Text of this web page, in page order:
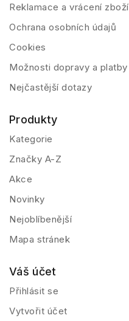
Reklamace a vrácení zboží
Ochrana osobních údajů
Cookies
Možnosti dopravy a platby
Nejčastější dotazy
Produkty
Kategorie
Značky A-Z
Akce
Novinky
Nejoblíbenější
Mapa stránek
Váš účet
Přihlásit se
Vytvořit účet